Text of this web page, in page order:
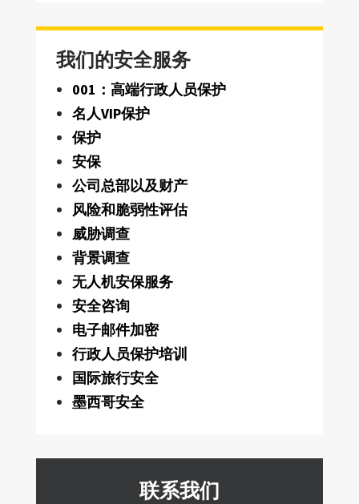
我们的安全服务
001：高端行政人员保护
名人VIP保护
保护
安保
公司总部以及财产
风险和脆弱性评估
威胁调查
背景调查
无人机安保服务
安全咨询
电子邮件加密
行政人员保护培训
国际旅行安全
墨西哥安全
联系我们